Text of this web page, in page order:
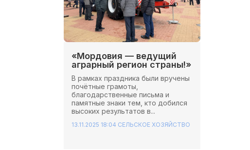
«Мордовия — ведущий
аграрный регион страны!»
В рамках праздника были вручены
почётные грамоты,
благодарственные письма и
памятные знаки тем, кто добился
высоких результатов в...
13.11.2025 18:04 СЕЛЬСКОЕ ХОЗЯЙСТВО